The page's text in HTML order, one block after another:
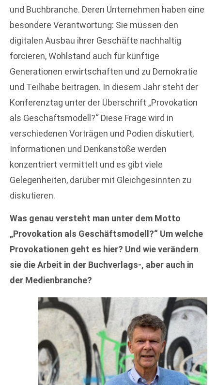
und Buchbranche. Deren Unternehmen haben eine
besondere Verantwortung: Sie müssen den
digitalen Ausbau ihrer Geschäfte nachhaltig
forcieren, Wohlstand auch für künftige
Generationen erwirtschaften und zu Demokratie
und Teilhabe beitragen. In diesem Jahr steht der
Konferenztag unter der Überschrift „Provokation
als Geschäftsmodell?“ Diese Frage wird in
verschiedenen Vorträgen und Podien diskutiert,
Informationen und Denkanstöße werden
konzentriert vermittelt und es gibt viele
Gelegenheiten, darüber mit Gleichgesinnten zu
diskutieren.
Was genau versteht man unter dem Motto
„Provokation als Geschäftsmodell?“ Um welche
Provokationen geht es hier? Und wie verändern
sie die Arbeit in der Buchverlags-, aber auch in
der Medienbranche?